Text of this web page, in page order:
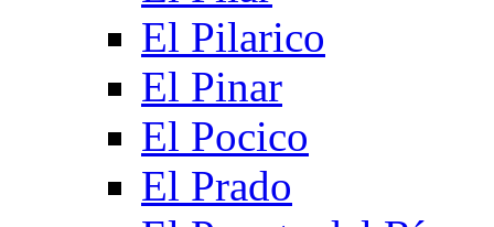
El Pilarico
El Pinar
El Pocico
El Prado